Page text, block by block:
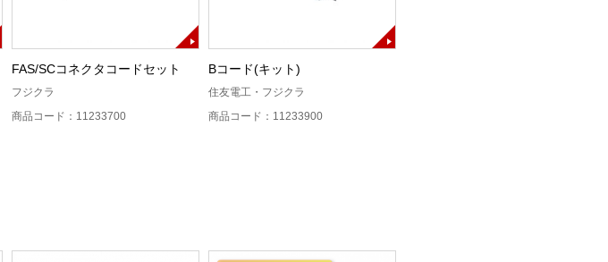
FAS/SCコネクタコードセット
フジクラ
商品コード：11233700
Bコード(キット)
住友電工・フジクラ
商品コード：11233900